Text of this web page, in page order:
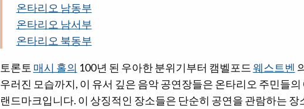
온타리오 남동부
온타리오 남서부
온타리오 북동부
토론토 매시 홀의 100년 된 우아한 분위기부터 캠벨포드 웨스트벤
우러진 모습까지, 이 유서 깊은 음악 공연장들은 온타리오 주민들
랜드마크입니다. 이 상징적인 장소들은 단순히 공연을 관람하는